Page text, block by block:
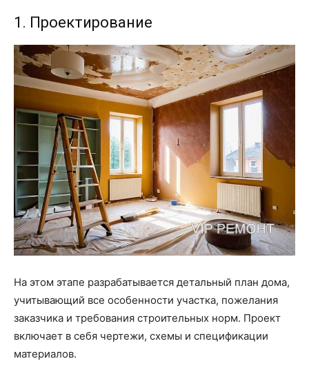
1. Проектирование
На этом этапе разрабатывается детальный план дома,
учитывающий все особенности участка, пожелания
заказчика и требования строительных норм. Проект
включает в себя чертежи, схемы и спецификации
материалов.